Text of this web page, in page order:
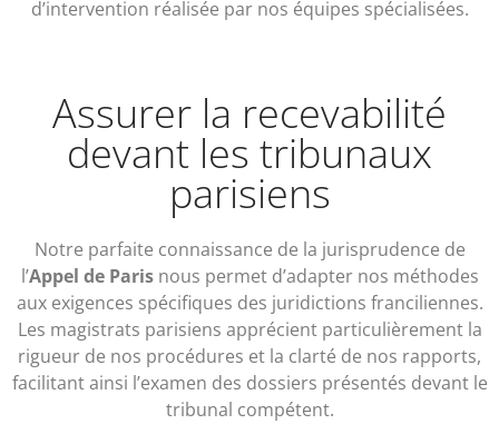
d’intervention réalisée par nos équipes spécialisées.
Assurer la recevabilité
devant les tribunaux
parisiens
Notre parfaite connaissance de la jurisprudence de
l’Appel de Parisnous permet d’adapter nos méthodes
aux exigences spécifiques des juridictions franciliennes.
Les magistrats parisiens apprécient particulièrement la
rigueur de nos procédures et la clarté de nos rapports,
facilitant ainsi l’examen des dossiers présentés devant le
tribunal compétent.